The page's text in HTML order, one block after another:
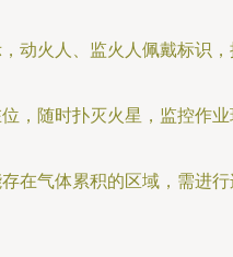
动火人、监火人佩戴标识，
，随时扑灭火星，监控作业
在气体累积的区域，需进行